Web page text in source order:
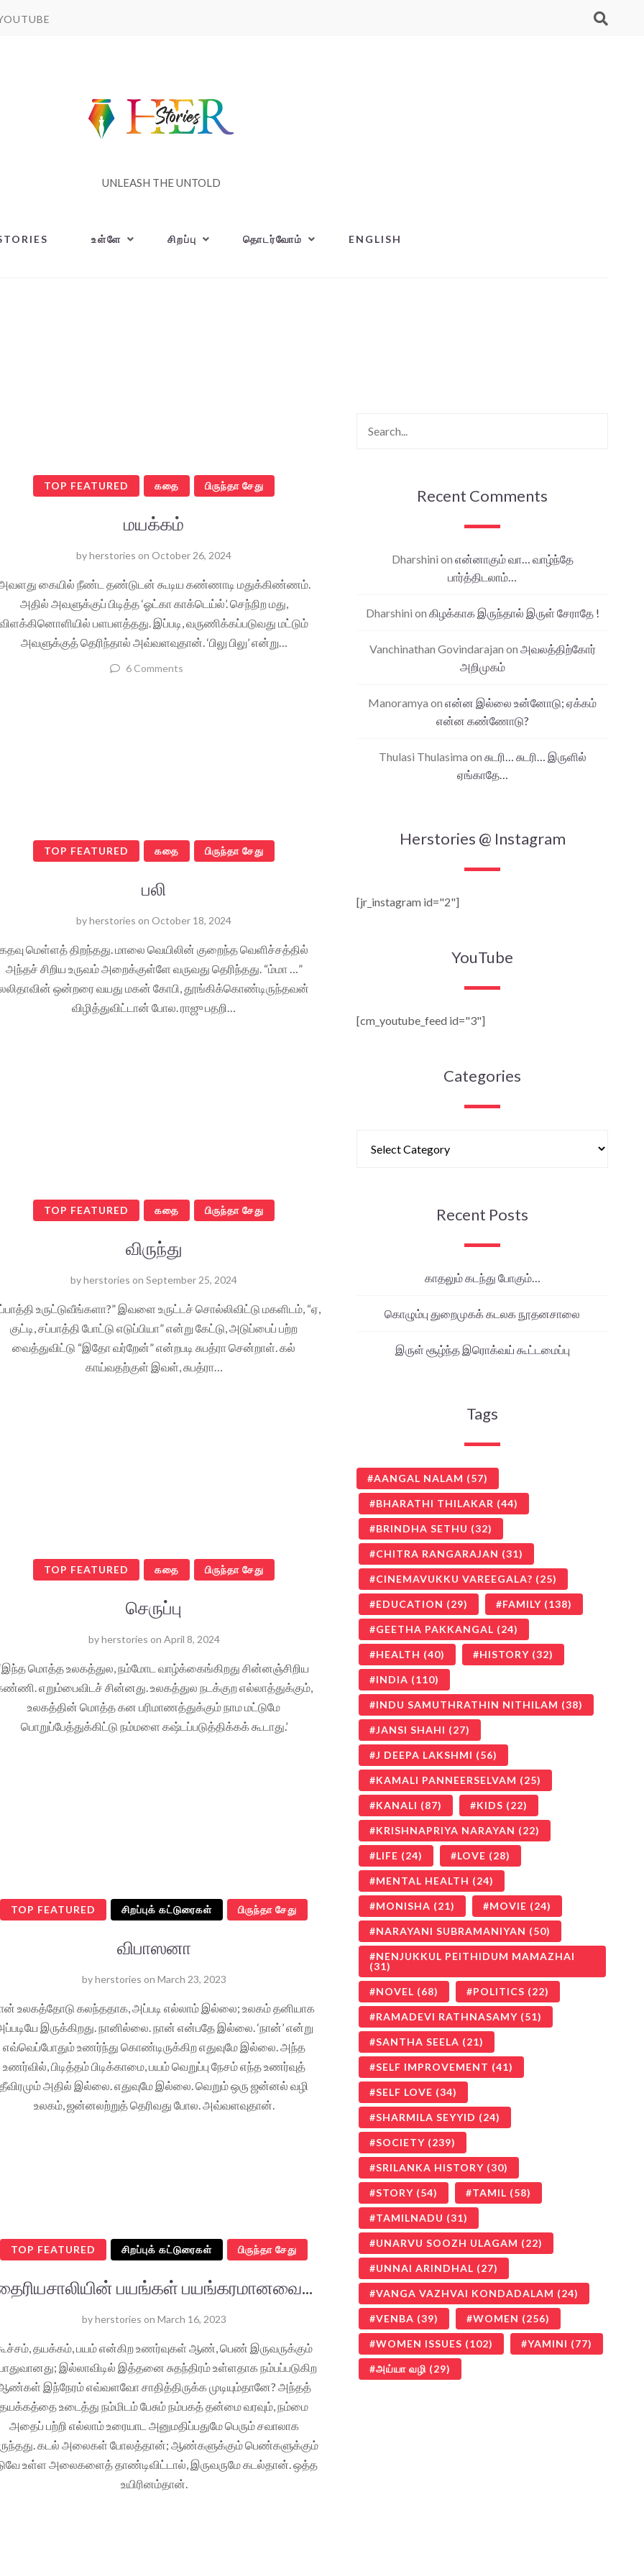
UNLEASH THE UNTOLD
உள்ளே சிறப்பு தொடர்வோம் ENGLISH
TOP FEATURED கதை பிருந்தா சேது
மயக்கம்
byherstories on October 26, 2024
கையில் நீண்ட தண்டுடன் கூடிய கண்ணாடி மதுக்கிண்ணம்.
அதில் அவளுக்குப் பிடித்த ‘ஓட்கா காக்டெய்ல்’. செந்நிற மது,
விளக்கினொளியில் பளபளத்தது. இப்படி, வருணிக்கப்படுவது மட்டும்
அவளுக்குத் தெரிந்தால் அவ்வளவுதான். ‘பிலு பிலு’ என்று…
6 Comments
TOP FEATURED கதை பிருந்தா சேது
பலி
byherstories on October 18, 2024
கதவு மெள்ளத் திறந்தது. மாலை வெயிலின் குறைந்த வெளிச்சத்தில்
அந்தச் சிறிய உருவம் அறைக்குள்ளே வருவது தெரிந்தது. “ம்மா …”
ஒன்றரை வயது மகன் கோபி, தூங்கிக்கொண்டிருந்தவன்
விழித்துவிட்டான் போல. ராஜு பதறி…
TOP FEATURED கதை பிருந்தா சேது
விருந்து
byherstories on September 25, 2024
உருட்டுவீங்களா?” இவளை உருட்டச் சொல்லிவிட்டு மகளிடம், “ஏ,
குட்டி, சப்பாத்தி போட்டு எடுப்பியா” என்று கேட்டு, அடுப்பைப் பற்ற
வைத்துவிட்டு “இதோ வர்றேன்” என்றபடி சுபத்ரா சென்றாள். கல்
காய்வதற்குள் இவள், சுபத்ரா…
TOP FEATURED கதை பிருந்தா சேது
செருப்பு
byherstories on April 8, 2024
மொத்த உலகத்துல, நம்மோட வாழ்க்கைங்கிறது சின்னஞ்சிறிய
எறும்பைவிடச் சின்னது. உலகத்துல நடக்குற எல்லாத்துக்கும்,
உலகத்தின் மொத்த கன பரிமாணத்துக்கும் நாம மட்டுமே
பொறுப்பேத்துக்கிட்டு நம்மளை கஷ்டப்படுத்திக்கக் கூடாது.’
TOP FEATURED சிறப்புக் கட்டுரைகள் பிருந்தா சேது
விபாஸனா
byherstories on March 23, 2023
உலகத்தோடு கலந்ததாக, அப்படி எல்லாம் இல்லை; உலகம் தனியாக
இருக்கிறது. நானில்லை. நான் என்பதே இல்லை. ‘நான்’ என்று
எவ்வெப்போதும் உணர்ந்து கொண்டிருக்கிற எதுவுமே இல்லை. அந்த
உணர்வில், பிடித்தம் பிடிக்காமை, பயம் வெறுப்பு நேசம் எந்த உணர்வுத்
தீவிரமும் அதில் இல்லை. எதுவுமே இல்லை. வெறும் ஒரு ஜன்னல் வழி
உலகம், ஜன்னலற்றுத் தெரிவது போல. அவ்வளவுதான்.
TOP FEATURED சிறப்புக் கட்டுரைகள் பிருந்தா சேது
பயங்கள் பயங்கரமானவை...
byherstories on March 16, 2023
தயக்கம், பயம் என்கிற உணர்வுகள் ஆண், பெண் இருவருக்கும்
இல்லாவிடில் இத்தனை சுதந்திரம் உள்ளதாக நம்பப்படுகிற
இந்நேரம் எவ்வளவோ சாதித்திருக்க முடியும்தானே? அந்தத்
தயக்கத்தை உடைத்து நம்மிடம் பேசும் நம்பகத் தன்மை வரவும், நம்மை
அதைப் பற்றி எல்லாம் உரையாட அனுமதிப்பதுமே பெரும் சவாலாக
கடல் அலைகள் போலத்தான்; ஆண்களுக்கும் பெண்களுக்கும்
உள்ள அலைகளைத் தாண்டிவிட்டால், இருவருமே கடல்தான். ஒத்த
உயிரினம்தான்.
Recent Comments
Dharshini on என்னாகும் வா… வாழ்ந்தே
பார்த்திடலாம்…
Dharshini on கிழக்காக இருந்தால் இருள் சேராதே !
Vanchinathan Govindarajan on அவலத்திற்கோர்
அறிமுகம்
Manoramya on என்ன இல்லை உன்னோடு; ஏக்கம்
என்ன கண்ணோடு?
Thulasi Thulasima on சுடரி… சுடரி… இருளில்
ஏங்காதே…
Herstories @ Instagram
[jr_instagram id="2"]
YouTube
[cm_youtube_feed id="3"]
Categories
Recent Posts
காதலும் கடந்து போகும்…
கொழும்பு துறைமுகக் கடலக நூதனசாலை
இருள் சூழ்ந்த இரொக்வய் கூட்டமைப்பு
Tags
AANGAL NALAM (57)
BHARATHI THILAKAR (44)
BRINDHA SETHU (32)
CHITRA RANGARAJAN (31)
CINEMAVUKKU VAREEGALA? (25)
EDUCATION (29) FAMILY (138)
GEETHA PAKKANGAL (24)
HEALTH (40) HISTORY (32)
INDIA (110)
INDU SAMUTHRATHIN NITHILAM (38)
JANSI SHAHI (27)
J DEEPA LAKSHMI (56)
KAMALI PANNEERSELVAM (25)
KANALI (87) KIDS (22)
KRISHNAPRIYA NARAYAN (22)
LIFE (24) LOVE (28)
MENTAL HEALTH (24)
MONISHA (21) MOVIE (24)
NARAYANI SUBRAMANIYAN (50)
NENJUKKUL PEITHIDUM MAMAZHAI
(31)
NOVEL (68) POLITICS (22)
RAMADEVI RATHNASAMY (51)
SANTHA SEELA (21)
SELF IMPROVEMENT (41)
SELF LOVE (34)
SHARMILA SEYYID (24)
SOCIETY (239)
SRILANKA HISTORY (30)
STORY (54) TAMIL (58)
TAMILNADU (31)
UNARVU SOOZH ULAGAM (22)
UNNAI ARINDHAL (27)
VANGA VAZHVAI KONDADALAM (24)
VENBA (39) WOMEN (256)
WOMEN ISSUES (102) YAMINI (77)
அய்யா வழி (29)